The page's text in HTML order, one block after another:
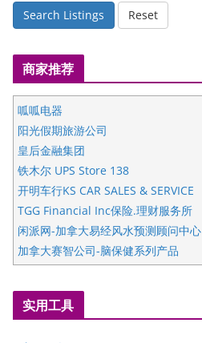
Search Listings Reset
商家推荐
呱呱电器
阳光假期旅游公司
皇后金融集团
铁木尔 UPS Store 138
开明车行KS CAR SALES & SERVICE
TGG Financial Inc保险.理财服务所
闲派网-加拿大易经风水预测顾问中心
加拿大赛智公司-脑保健系列产品
五星国艺拍卖及评估公司
国际注册执业营养师公会
爱德华连锁酒店万锦分店
实用工具